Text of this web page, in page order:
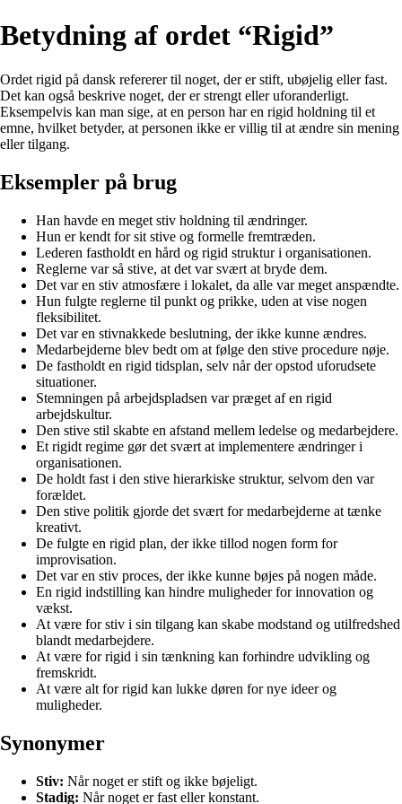
Betydning af ordet “Rigid”
Ordet rigid på dansk refererer til noget, der er stift, ubøjelig eller fast.
Det kan også beskrive noget, der er strengt eller uforanderligt.
Eksempelvis kan man sige, at en person har en rigid holdning til et
emne, hvilket betyder, at personen ikke er villig til at ændre sin mening
eller tilgang.
Eksempler på brug
Han havde en meget stiv holdning til ændringer.
Hun er kendt for sit stive og formelle fremtræden.
Lederen fastholdt en hård og rigid struktur i organisationen.
Reglerne var så stive, at det var svært at bryde dem.
Det var en stiv atmosfære i lokalet, da alle var meget anspændte.
Hun fulgte reglerne til punkt og prikke, uden at vise nogen
fleksibilitet.
Det var en stivnakkede beslutning, der ikke kunne ændres.
Medarbejderne blev bedt om at følge den stive procedure nøje.
De fastholdt en rigid tidsplan, selv når der opstod uforudsete
situationer.
Stemningen på arbejdspladsen var præget af en rigid
arbejdskultur.
Den stive stil skabte en afstand mellem ledelse og medarbejdere.
Et rigidt regime gør det svært at implementere ændringer i
organisationen.
De holdt fast i den stive hierarkiske struktur, selvom den var
forældet.
Den stive politik gjorde det svært for medarbejderne at tænke
kreativt.
De fulgte en rigid plan, der ikke tillod nogen form for
improvisation.
Det var en stiv proces, der ikke kunne bøjes på nogen måde.
En rigid indstilling kan hindre muligheder for innovation og
vækst.
At være for stiv i sin tilgang kan skabe modstand og utilfredshed
blandt medarbejdere.
At være for rigid i sin tænkning kan forhindre udvikling og
fremskridt.
At være alt for rigid kan lukke døren for nye ideer og
muligheder.
Synonymer
Stiv: Når noget er stift og ikke bøjeligt.
Stadig: Når noget er fast eller konstant.